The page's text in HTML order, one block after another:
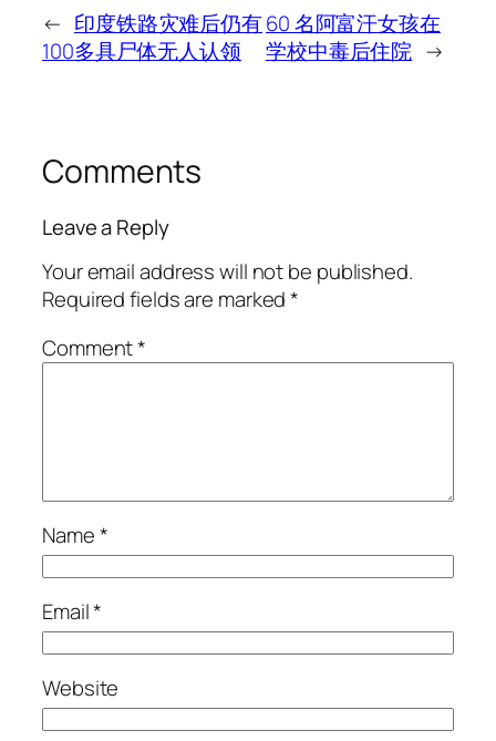
← 印度铁路灾难后仍有
100多具尸体无人认领
60 名阿富汗女孩在
学校中毒后住院 →
Comments
Leave a Reply
Your email address will not be published.
Required fields are marked*
Comment*
Name*
Email*
Website